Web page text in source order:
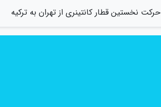
حرکت نخستین قطار کانتینری از تهران به ترکیه